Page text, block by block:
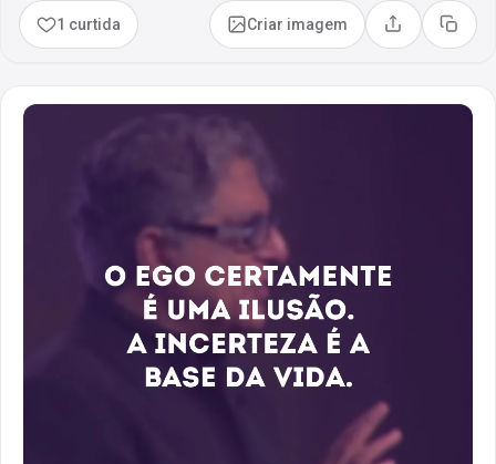
1 curtida Criar imagem Compartilhar
Copiar